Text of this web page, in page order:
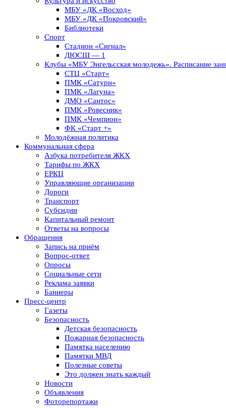
МБУ «ДК «Восход»
МБУ «ДК «Покровский»
Библиотеки
Спорт
Стадион «Сигнал»
ДЮСШ — 1
Клубы «МБУ Энгельсская молодежь». Расписание
СТЦ «Старт»
ПМК «Сатурн»
ПМК «Лагуна»
ДМО «Сантос»
ПМК «Ровесник»
ПМК «Чемпион»
ФК «Старт +»
Молодёжная политика
Коммунальная сфера
Азбука потребителя ЖКХ
Тарифы по ЖКХ
ЕРКЦ
Управляющие организации
Дороги
Транспорт
Субсидии
Капитальный ремонт
Ответы на вопросы
Обращения
Запись на приём
Вопрос-ответ
Опросы
Социальные сети
Реклама заявки
Баннеры
Пресс-центр
Газеты
Безопасность
Детская безопасность
Пожарная безопасность
Памятка населению
Памятки МВД
Полезные советы
Это должен знать каждый
Новости
Объявления
Фоторепортажи